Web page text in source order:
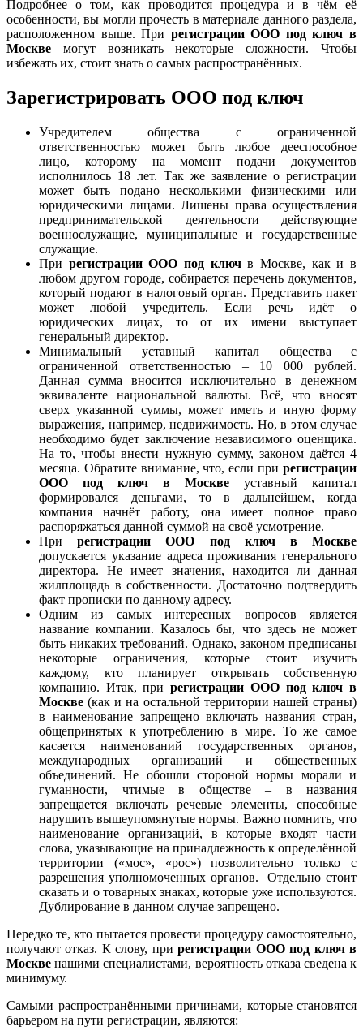
Подробнее о том, как проводится процедура и в чём её
особенности, вы могли прочесть в материале данного раздела,
расположенном выше. При регистрации ООО под ключ в
Москве могут возникать некоторые сложности. Чтобы
избежать их, стоит знать о самых распространённых.
Зарегистрировать ООО под ключ
Учредителем общества с ограниченной
ответственностью может быть любое дееспособное
лицо, которому на момент подачи документов
исполнилось 18 лет. Так же заявление о регистрации
может быть подано несколькими физическими или
юридическими лицами. Лишены права осуществления
предпринимательской деятельности действующие
военнослужащие, муниципальные и государственные
служащие.
При регистрации ООО под ключв Москве, как и в
любом другом городе, собирается перечень документов,
который подают в налоговый орган. Представить пакет
может любой учредитель. Если речь идёт о
юридических лицах, то от их имени выступает
генеральный директор.
Минимальный уставный капитал общества с
ограниченной ответственностью – 10 000 рублей.
Данная сумма вносится исключительно в денежном
эквиваленте национальной валюты. Всё, что вносят
сверх указанной суммы, может иметь и иную форму
выражения, например, недвижимость. Но, в этом случае
необходимо будет заключение независимого оценщика.
На то, чтобы внести нужную сумму, законом даётся 4
месяца. Обратите внимание, что, если при регистрации
ООО под ключ в Москве уставный капитал
формировался деньгами, то в дальнейшем, когда
компания начнёт работу, она имеет полное право
распоряжаться данной суммой на своё усмотрение.
Прирегистрации ООО под ключ в Москве
допускается указание адреса проживания генерального
директора. Не имеет значения, находится ли данная
жилплощадь в собственности. Достаточно подтвердить
факт прописки по данному адресу.
Одним из самых интересных вопросов является
название компании. Казалось бы, что здесь не может
быть никаких требований. Однако, законом предписаны
некоторые ограничения, которые стоит изучить
каждому, кто планирует открывать собственную
компанию. Итак, прирегистрации ООО под ключ в
Москве (как и на остальной территории нашей страны)
в наименование запрещено включать названия стран,
общепринятых к употреблению в мире. То же самое
касается наименований государственных органов,
международных организаций и общественных
объединений. Не обошли стороной нормы морали и
гуманности, чтимые в обществе – в названия
запрещается включать речевые элементы, способные
нарушить вышеупомянутые нормы. Важно помнить, что
наименование организаций, в которые входят части
слова, указывающие на принадлежность к определённой
территории («мос», «рос») позволительно только с
разрешения уполномоченных органов. Отдельно стоит
сказать и о товарных знаках, которые уже используются.
Дублирование в данном случае запрещено.
Нередко те, кто пытается провести процедуру самостоятельно,
получают отказ. К слову, прирегистрации ООО под ключ в
Москве нашими специалистами, вероятность отказа сведена к
минимуму.
Самыми распространёнными причинами, которые становятся
барьером на пути регистрации, являются: